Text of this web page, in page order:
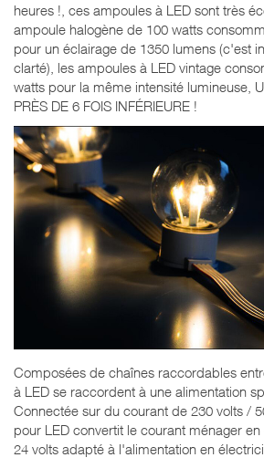
heures !, ces ampoules à LED sont très
ampoule halogène de 100 watts
pour un éclairage de 1350 lumens (c'est
clarté), les ampoules à LED vintage
watts pour la même intensité lumineuse,
PRÈS DE 6 FOIS INFÉRIEURE !
Composées de chaînes raccordables
à LED se raccordent à une alimentation
Connectée sur du courant de 230 volts /
pour LED convertit le courant ménager
24 volts adapté à l'alimentation en